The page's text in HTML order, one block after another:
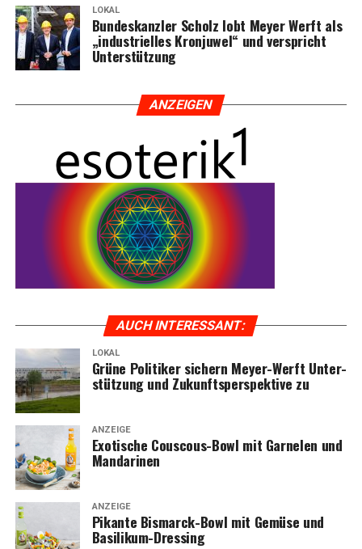
LOKAL
Bun­des­kanz­ler Scholz lobt Mey­er Werft als
„indus­tri­el­les Kron­ju­wel“ und ver­spricht
Unterstützung
ANZEI­GEN
AUCH INTER­ES­SANT:
LOKAL
Grü­ne Poli­ti­ker sichern Mey­er-Werft Unter­
stüt­zung und Zukunfts­per­spek­ti­ve zu
ANZEIGE
Exo­ti­sche Cous­cous-Bowl mit Gar­ne­len und
Mandarinen
ANZEIGE
Pikan­te Bis­marck-Bowl mit Gemü­se und
Basilikum-Dressing